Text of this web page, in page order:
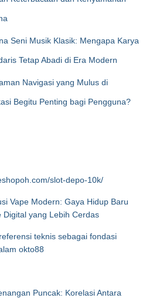
Seni Musik Klasik: Mengapa Karya
Tetap Abadi di Era Modern
Navigasi yang Mulus di
Begitu Penting bagi Pengguna?
slot-depo-10k/
Vape Modern: Gaya Hidup Baru
Digital yang Lebih Cerdas
teknis sebagai fondasi
okto88
Puncak: Korelasi Antara